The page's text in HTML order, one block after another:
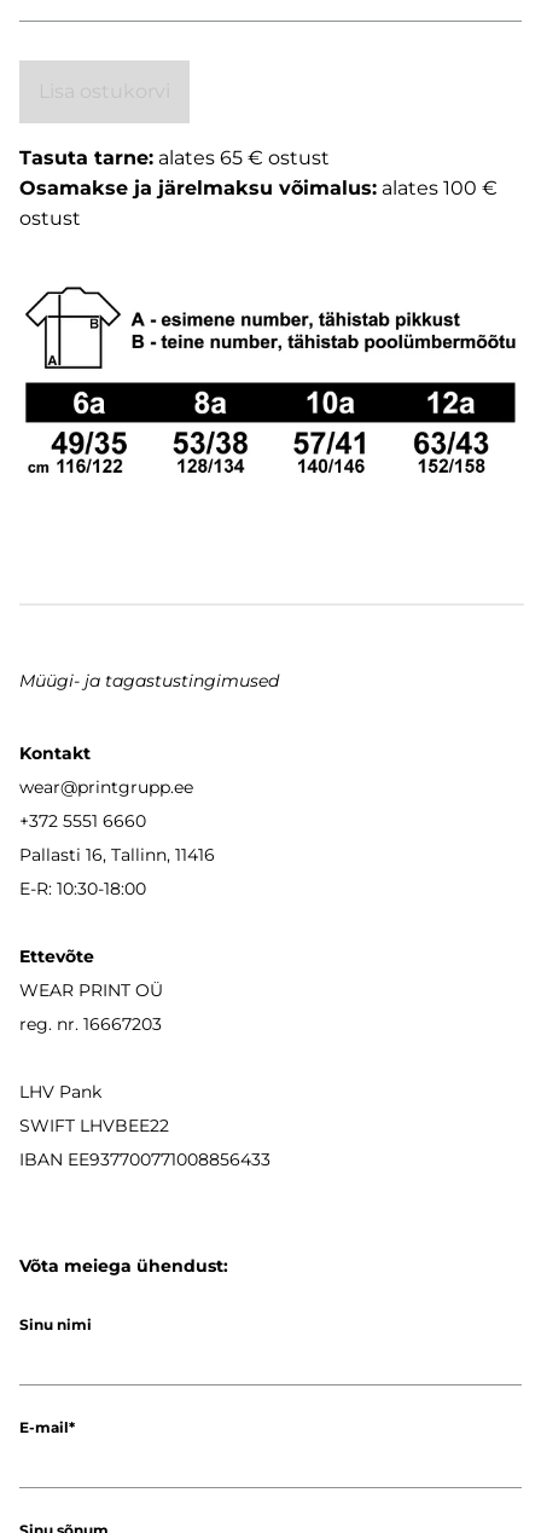
Tasuta tarne: alates 65 € ostust
Osamakse ja järelmaksu võimalus: alates 100 €
ostust
Müügi- ja tagastustingimused
Kontakt
wear@printgrupp.ee
+372 5551 6660
Pallasti 16, Tallinn, 11416
E-R: 10:30-18:00
Ettevõte
WEAR PRINT OÜ
reg. nr. 16667203
LHV Pank
SWIFT LHVBEE22
IBAN EE937700771008856433
Võta meiega ühendust:
Sinu nimi
E-mail